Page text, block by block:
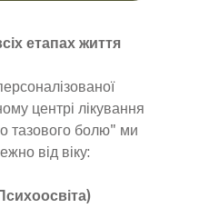
етапах життя
центрі лікування
тазового болю" ми
від віку: